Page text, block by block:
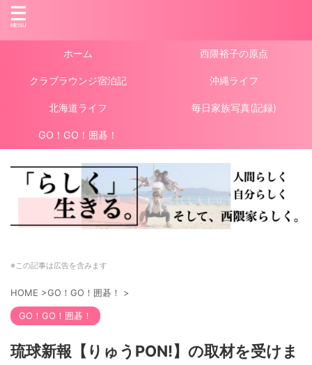
ホーム 西隈裕子の原点
クラブラウンジ宿泊記 沖縄ライフ
北海道ライフ 毎日家族写真(記録)
GO！GO！囲碁！
※この記事は広告を含みます
HOME >GO！GO！囲碁！ >
GO！GO！囲碁！
琉球新報【りゅうPON!】の取材を受けま